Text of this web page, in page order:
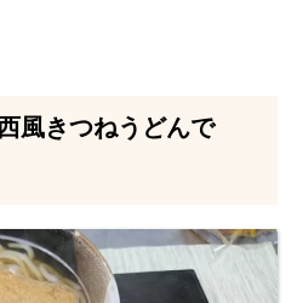
風きつねうどんで